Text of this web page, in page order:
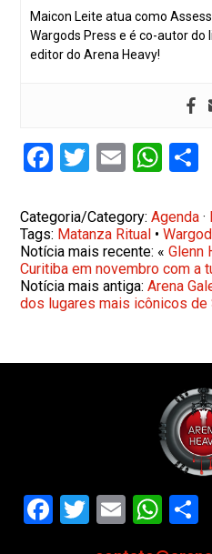
Maicon Leite atua como
Wargods Press e é co-autor do
editor do Arena Heavy!
Facebook
Twitter
Email
Categoria/Category:Agenda ·
Tags: Matanza Ritual •
Notícia mais recente: «Glenn
Curitiba em novembro com a
Notícia mais antiga:Arena
dos lugares mais icônicos de
Facebook
Twitter
Email